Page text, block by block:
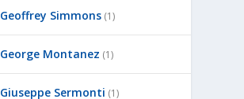
Geoffrey Simmons (1)
George Montanez (1)
Giuseppe Sermonti (1)